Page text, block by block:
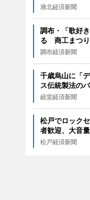
港北経済新聞
調布・「歌好
る 商工まつり
調布経済新聞
千歳烏山に「
ス伝統製法の
経堂経済新聞
松戸でロック
者歓迎、大音
松戸経済新聞